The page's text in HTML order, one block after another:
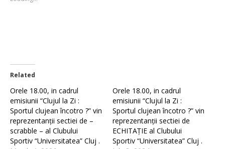
Related
Orele 18.00, in cadrul
emisiunii “Clujul la Zi :
Sportul clujean încotro ?” vin
reprezentanții sectiei de –
scrabble – al Clubului
Sportiv “Universitatea” Cluj .
Orele 18.00, in cadrul
emisiunii “Clujul la Zi :
Sportul clujean încotro ?” vin
reprezentanții sectiei de
ECHITAȚIE al Clubului
Sportiv “Universitatea” Cluj .